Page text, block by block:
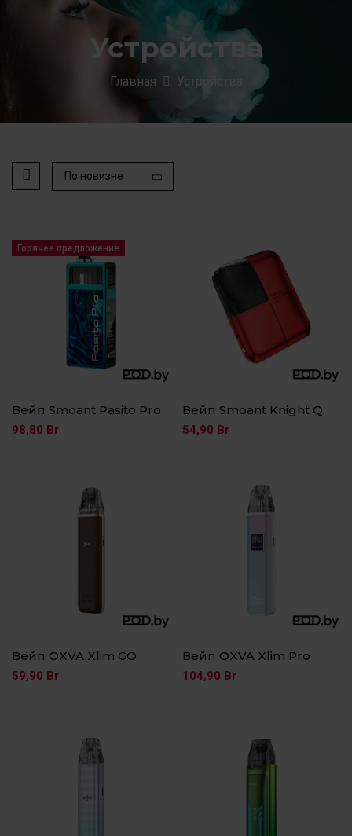
Устройства
Главная Устройства
По новизне
Горячее предложение
Вейп Smoant Pasito Pro
98,80 Br
Вейп Smoant Knight Q
54,90 Br
Вейп OXVA Xlim GO
59,90 Br
Вейп OXVA Xlim Pro
104,90 Br